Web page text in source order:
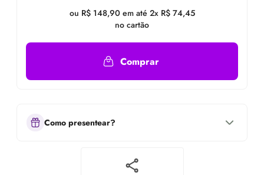
ou R$ 148,90 em até 2x R$ 74,45
no cartão
Comprar
Como presentear?